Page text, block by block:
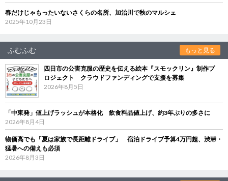
春だけじゃもったいないさくらの名所、加治川で秋のマルシェ
2025年10月23日
ふむふむ もっと見る
四日市の公害克服の歴史を伝える絵本『スモックリン』制作プ
ロジェクト クラウドファンディングで支援を募集
2026年8月5日
「中東発」値上げラッシュが本格化 飲食料品値上げ、約3年ぶりの多さに
2026年8月4日
物価高でも「夏は家族で長距離ドライブ」 宿泊ドライブ予算4万円超、渋滞・
猛暑への備えも必須
2026年8月3日